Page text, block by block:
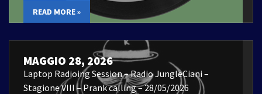
READ MORE »
MAGGIO 28, 2026
Laptop Radioing Session – Radio JungleCiani –
Stagione VIII – Prank calling – 28/05/2026